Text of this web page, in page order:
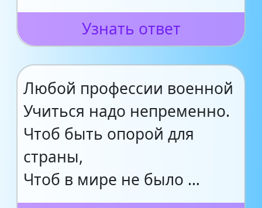
Узнать ответ
Любой профессии военной
Учиться надо непременно.
Чтоб быть опорой для
страны,
Чтоб в мире не было …